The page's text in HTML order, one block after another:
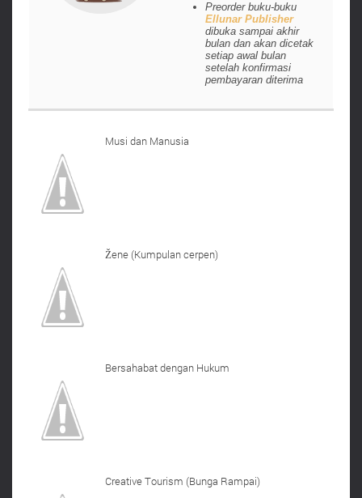
Preorder buku-buku
Ellunar Publisher
dibuka sampai akhir
bulan dan akan dicetak
setiap awal bulan
setelah konfirmasi
pembayaran diterima
Musi dan Manusia
Žene (Kumpulan cerpen)
Bersahabat dengan Hukum
Creative Tourism (Bunga Rampai)